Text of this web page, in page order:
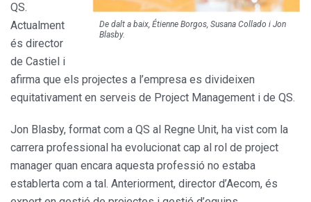
De dalt a baix, Étienne Borgos, Susana Collado i Jon
Blasby.
QS.
Actualment
és director
de Castiel i
afirma que els projectes a l’empresa es divideixen
equitativament en serveis de Project Management i de QS.
Jon Blasby, format com a QS al Regne Unit, ha vist com la
carrera professional ha evolucionat cap al rol de project
manager quan encara aquesta professió no estaba
establerta com a tal. Anteriorment, director d’Aecom, és